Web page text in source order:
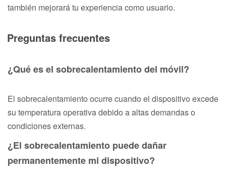
también mejorará tu experiencia como usuario.
Preguntas frecuentes
¿Qué es el sobrecalentamiento del móvil?
El sobrecalentamiento ocurre cuando el dispositivo excede
su temperatura operativa debido a altas demandas o
condiciones externas.
¿El sobrecalentamiento puede dañar
permanentemente mi dispositivo?